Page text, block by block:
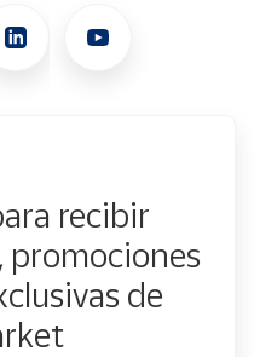
recibir
promociones
de